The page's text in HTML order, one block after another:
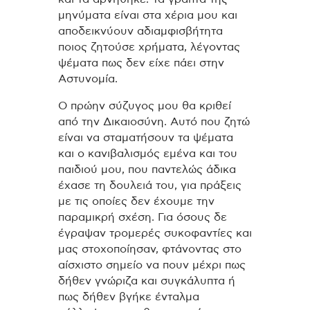
μηνύματα είναι στα χέρια μου και
αποδεικνύουν αδιαμφισβήτητα
ποιος ζητούσε χρήματα, λέγοντας
ψέματα πως δεν είχε πάει στην
Αστυνομία.
Ο πρώην σύζυγος μου θα κριθεί
από την Δικαιοσύνη. Αυτό που ζητώ
είναι να σταματήσουν τα ψέματα
και ο κανιβαλισμός εμένα και του
παιδιού μου, που παντελώς άδικα
έχασε τη δουλειά του, για πράξεις
με τις οποίες δεν έχουμε την
παραμικρή σχέση. Για όσους δε
έγραψαν τρομερές συκοφαντίες και
μας στοχοποίησαν, φτάνοντας στο
αίσχιστο σημείο να πουν μέχρι πως
δήθεν γνώριζα και συγκάλυπτα ή
πως δήθεν βγήκε ένταλμα